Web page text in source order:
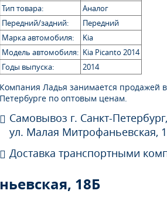
Тип товара:
Аналог
Передний/задний:
Передний
Марка автомобиля:
Kia
Модель автомобиля: Kia Picanto 2014
Годы выпуска:
2014
Компания Ладья занимается продажей
Петербурге по оптовым ценам.
Самовывоз г. Санкт-Петербург,
ул. Малая Митрофаньевская,
Доставка транспортными
18Б